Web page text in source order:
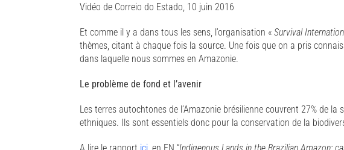
Vidéo de Correio do Estado, 10 juin 2016
Et comme il y a dans tous les sens, l’organisation « Survival
thèmes, citant à chaque fois la source. Une fois que on a pris
dans laquelle nous sommes en Amazonie.
Le problème de fond et l’avenir
Les terres autochtones de l’Amazonie brésilienne couvrent 27% de
ethniques. Ils sont essentiels donc pour la conservation de la